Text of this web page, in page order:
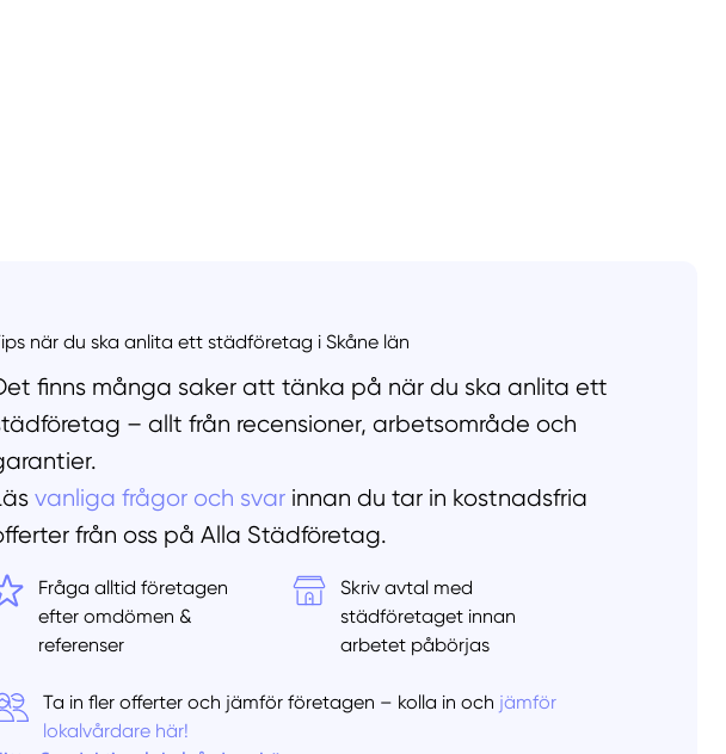
när du ska anlita ett städföretag i Skåne län
finns många saker att tänka på när du ska anlita ett
– allt från recensioner, arbetsområde och
vanliga frågor och svar innan du tar in kostnadsfria
från oss på Alla Städföretag.
Fråga alltid företagen
efter omdömen &
referenser
Skriv avtal med
städföretaget innan
arbetet påbörjas
Ta in fler offerter och jämför företagen – kolla in och jämför
lokalvårdare här!